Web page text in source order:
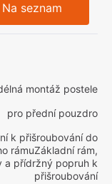
Na seznam
montáž postele
pro přední pouzdro
k přišroubování do
rámuZákladní rám,
a přídržný popruh k
přišroubování